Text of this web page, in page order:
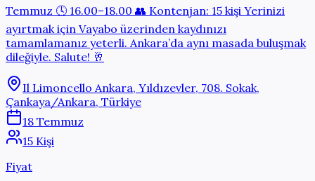
Temmuz 🕓 16.00–18.00 👥 Kontenjan: 15 kişi Yerinizi
ayırtmak için Vayabo üzerinden kaydınızı
tamamlamanız yeterli. Ankara’da aynı masada buluşmak
dileğiyle. Salute! 🥂
Il Limoncello Ankara, Yıldızevler, 708. Sokak,
Çankaya/Ankara, Türkiye
18 Temmuz
15 Kişi
Fiyat